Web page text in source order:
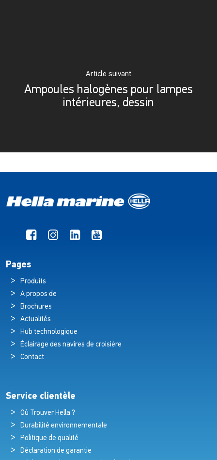
Article suivant
Ampoules halogènes pour lampes
intérieures, dessin
Pages
Produits
A propos de
Brochures
Actualités
Hub technologique
Éclairage des navires de croisière
Contact
Service clientèle
Où Trouver Hella ?
Durabilité environnementale
Politique de qualité
Déclaration de garantie